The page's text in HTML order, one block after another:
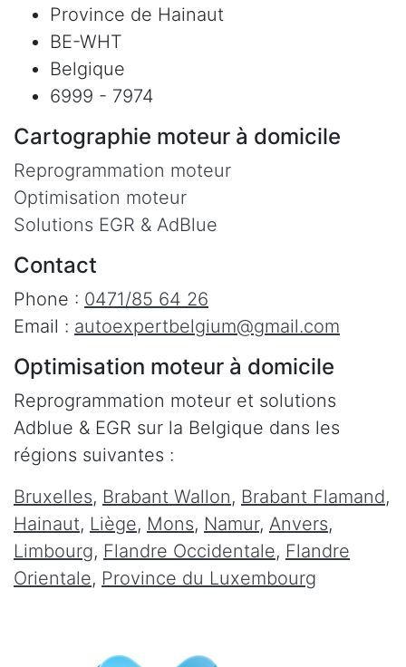
Province de Hainaut
BE-WHT
Belgique
6999 - 7974
Cartographie moteur à domicile
Reprogrammation moteur
Optimisation moteur
Solutions EGR & AdBlue
Contact
Phone : 0471/85 64 26
Email : autoexpertbelgium@gmail.com
Optimisation moteur à domicile
Reprogrammation moteur et solutions
Adblue & EGR sur la Belgique dans les
régions suivantes :
Bruxelles, Brabant Wallon, Brabant Flamand,
Hainaut, Liège, Mons, Namur, Anvers,
Limbourg, Flandre Occidentale, Flandre
Orientale, Province du Luxembourg